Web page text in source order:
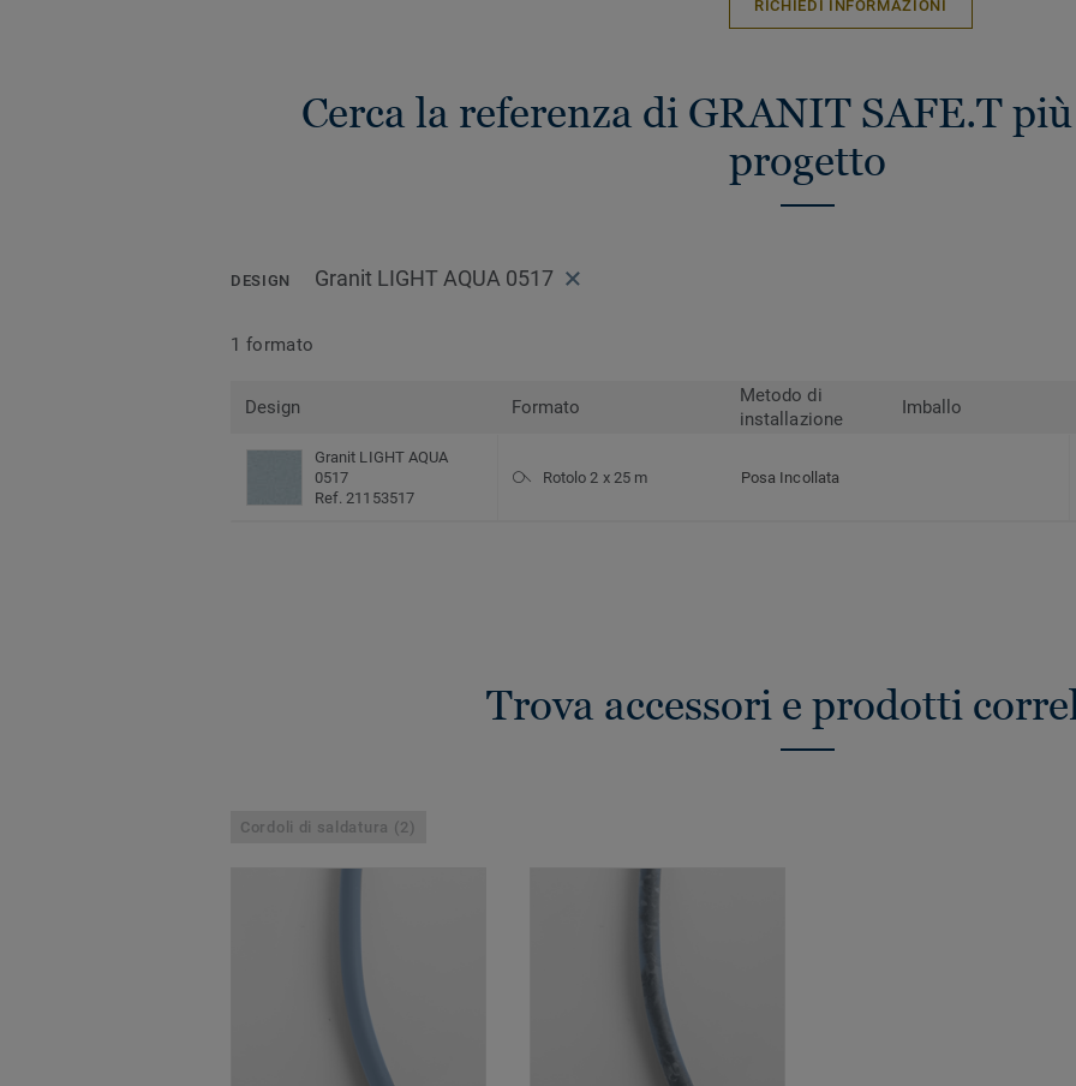
RICHIEDI INFORMAZIONI
Cerca la referenza di GRANIT SAFE.T
progetto
DESIGN Granit LIGHT AQUA 0517
1 formato
Design Formato
Metodo di
installazione
Imballo
Granit LIGHT AQUA
0517
Ref. 21153517
Rotolo 2 x 25 m Posa Incollata
Trova accessori e prodotti
Cordoli di saldatura (2)